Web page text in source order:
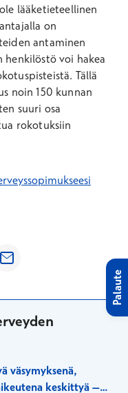
lääketieteellinen
on
antaminen
henkilöstö voi hakea
Tällä
noin 150 kunnan
suuri osa
rokotuksiin
ikkunaan
Avautuu uuteen ikkunaan
väsymyksenä,
keskittyä –
Palaute